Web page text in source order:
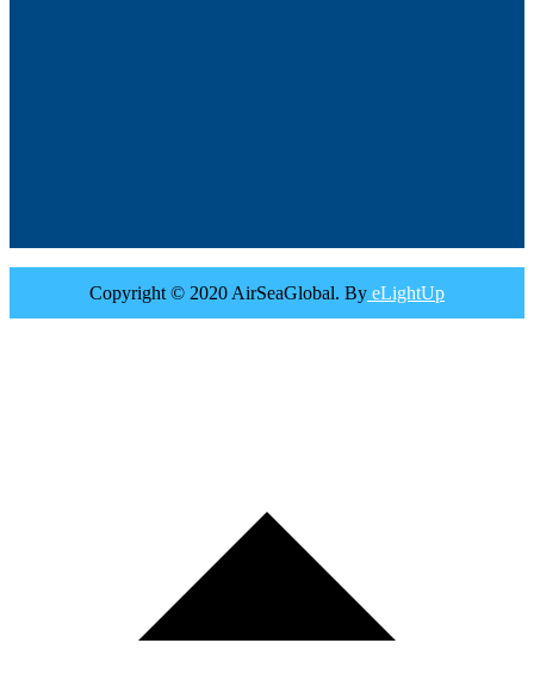
Copyright © 2020 AirSeaGlobal. By eLightUp